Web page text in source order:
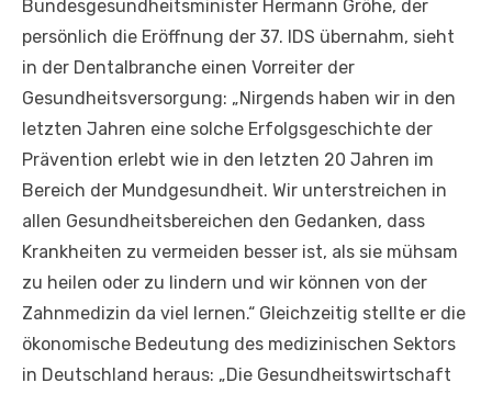
Bundesgesundheitsminister Hermann Gröhe, der
persönlich die Eröffnung der 37. IDS übernahm, sieht
in der Dentalbranche einen Vorreiter der
Gesundheitsversorgung: „Nirgends haben wir in den
letzten Jahren eine solche Erfolgsgeschichte der
Prävention erlebt wie in den letzten 20 Jahren im
Bereich der Mundgesundheit. Wir unterstreichen in
allen Gesundheitsbereichen den Gedanken, dass
Krankheiten zu vermeiden besser ist, als sie mühsam
zu heilen oder zu lindern und wir können von der
Zahnmedizin da viel lernen.“ Gleichzeitig stellte er die
ökonomische Bedeutung des medizinischen Sektors
in Deutschland heraus: „Die Gesundheitswirtschaft